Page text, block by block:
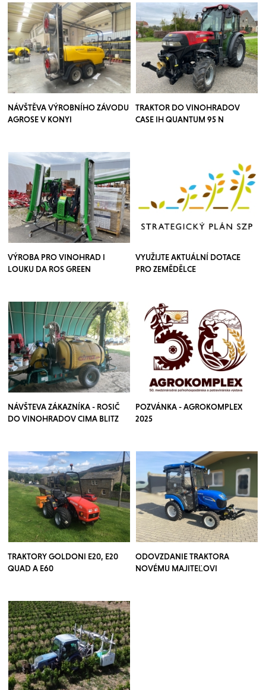
NÁVŠTĚVA VÝROBNÍHO ZÁVODU
AGROSE V KONYI
TRAKTOR DO VINOHRADOV
CASE IH QUANTUM 95 N
VÝROBA PRO VINOHRAD I
LOUKU DA ROS GREEN
VYUŽIJTE AKTUÁLNÍ DOTACE
PRO ZEMĚDĚLCE
NÁVŠTEVA ZÁKAZNÍKA - ROSIČ
DO VINOHRADOV CIMA BLITZ
POZVÁNKA - AGROKOMPLEX
2025
TRAKTORY GOLDONI E20, E20
QUAD A E60
ODOVZDANIE TRAKTORA
NOVÉMU MAJITEĽOVI